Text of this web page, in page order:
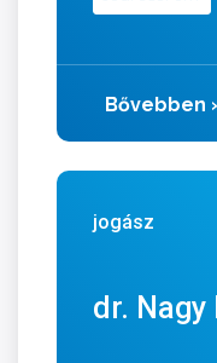
Bővebben
jogász
dr.